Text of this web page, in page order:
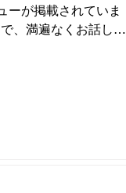
ーが掲載されていま
、満遍なくお話しし